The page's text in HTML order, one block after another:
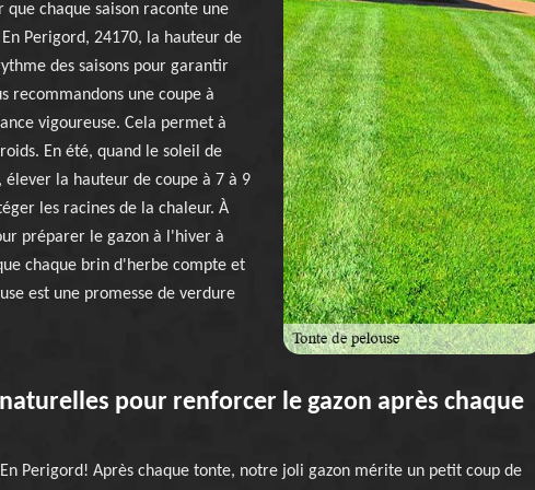
que chaque saison raconte une
Perigord, 24170, la hauteur de
des saisons pour garantir
recommandons une coupe à
vigoureuse. Cela permet à
En été, quand le soleil de
élever la hauteur de coupe à 7 à 9
les racines de la chaleur. À
préparer le gazon à l'hiver à
chaque brin d'herbe compte et
est une promesse de verdure
pour renforcer le gazon après chaque
Perigord! Après chaque tonte, notre joli gazon mérite un petit coup de